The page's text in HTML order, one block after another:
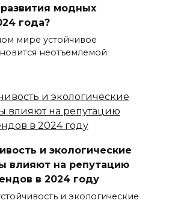
модных
года?
мире устойчивое
неотъемлемой
и экологические
влияют на репутацию
в 2024 году
и экологические